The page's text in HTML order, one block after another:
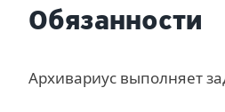
Обязанности
Архивариус выполняет